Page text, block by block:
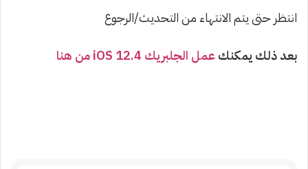
انتظر حتى يتم الانتهاء من التحديث/الرجوع
بعد ذلك يمكنكعمل الجلبريك iOS 12.4 من هنا